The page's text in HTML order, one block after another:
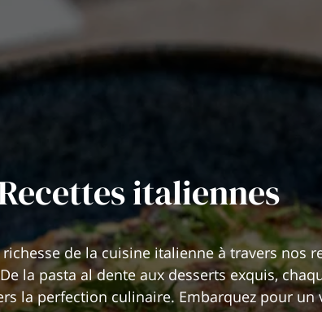
italiennes
richesse de la cuisine italienne à travers nos
la pasta al dente aux desserts exquis,
la perfection culinaire. Embarquez pour un